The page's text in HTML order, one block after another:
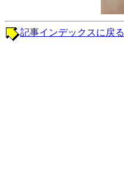
記事インデックスに戻る